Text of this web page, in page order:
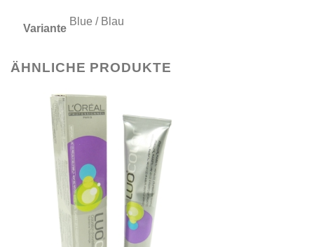
Variante
Blue / Blau
ÄHNLICHE PRODUKTE